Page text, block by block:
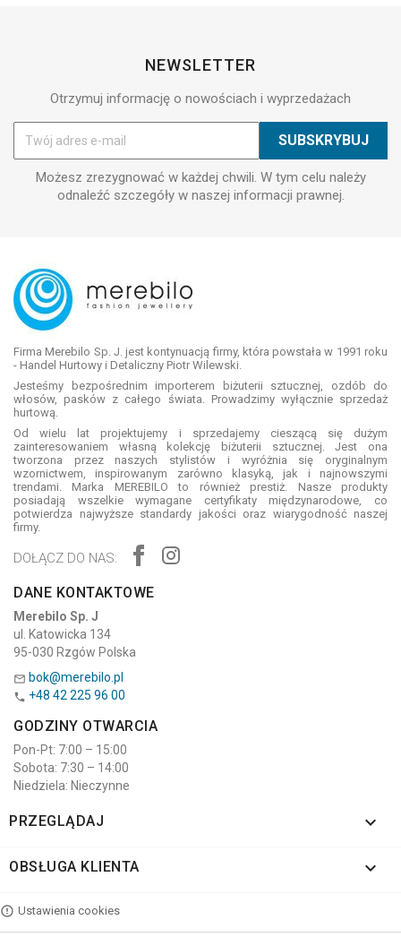
NEWSLETTER
Otrzymuj informację o nowościach i wyprzedażach
Możesz zrezygnować w każdej chwili. W tym celu należy
odnaleźć szczegóły w naszej informacji prawnej.
Firma Merebilo Sp. J. jest kontynuacją firmy, która powstała w 1991 roku
- Handel Hurtowy i Detaliczny Piotr Wilewski.
Jesteśmy bezpośrednim importerem biżuterii sztucznej, ozdób do
włosów, pasków z całego świata. Prowadzimy wyłącznie sprzedaż
hurtową.
Od wielu lat projektujemy i sprzedajemy cieszącą się dużym
zainteresowaniem własną kolekcję biżuterii sztucznej. Jest ona
tworzona przez naszych stylistów i wyróżnia się oryginalnym
wzornictwem, inspirowanym zarówno klasyką, jak i najnowszymi
trendami. Marka MEREBILO to również prestiż. Nasze produkty
posiadają wszelkie wymagane certyfikaty międzynarodowe, co
potwierdza najwyższe standardy jakości oraz wiarygodność naszej
firmy.
DOŁĄCZ DO NAS:
DANE KONTAKTOWE
Merebilo Sp. J
ul. Katowicka 134
95-030 Rzgów Polska
 bok@merebilo.pl
 +48 42 225 96 00
GODZINY OTWARCIA
Pon-Pt: 7:00 – 15:00
Sobota: 7:30 – 14:00
Niedziela: Nieczynne
PRZEGLĄDAJ 
OBSŁUGA KLIENTA 
Ustawienia cookies